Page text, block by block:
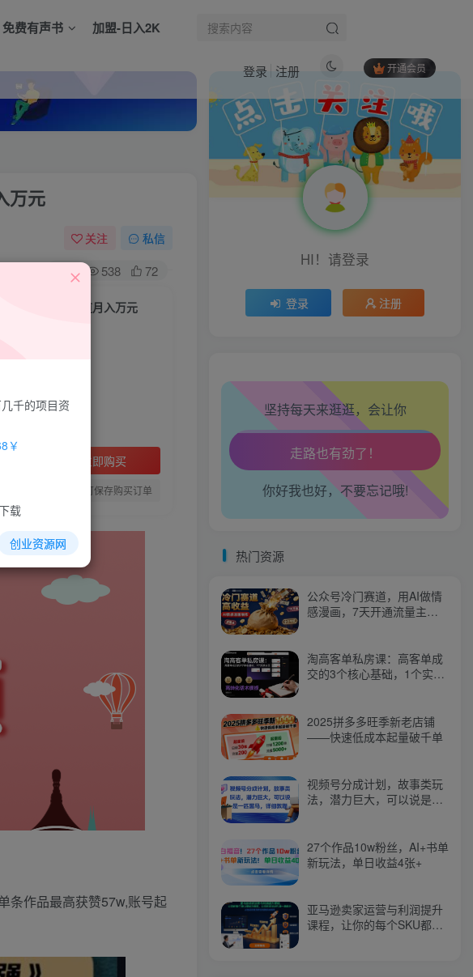
免费有声书 加盟-日入2K
开通会员
登录 注册
万元
关注 私信
0 538 72
窗多种赚钱渠道月入万元
立即购买
会员包月更省钱，可保存购买订单
条作品最高获赞57w,账号起
热门文章
飞书多维表格高效应用课：从入门到精通，界面操作，自动化，多行业实战案例
AI代写微课，一单7张，绿色蓝海，永不失业项目，提供接单渠道！
（17454期）AI+短视频颠覆式实操课：掌握AI图片复刻、人物定制、视频编辑技巧，跑通变现月利润2万+
比特浏览器挂IP教程，实现IP分离，减少风控
AI办公实战课，AI助力工作学习效率提升N倍
HI！请登录
登录 注册
坚持每天来逛逛，会让你
生活也美好了！
心情也舒畅了！
走路也有劲了！
腰也不酸了！
工作也轻松了！
你好我也好，不要忘记哦!
热门资源
公众号冷门赛道，用AI做情
感漫画，7天开通流量主，
淘高客单私房课：高客单成
交的3个核心基础，1个实操
2025拼多多旺季新老店铺
——快速低成本起量破千单
视频号分成计划，故事类玩
法，潜力巨大，可以说是一
27个作品10w粉丝，AI+书单
新玩法，单日收益4张+
亚马逊卖家运营与利润提升
课程，让你的每个SKU都成
千的项目资
￥
载
创业资源网